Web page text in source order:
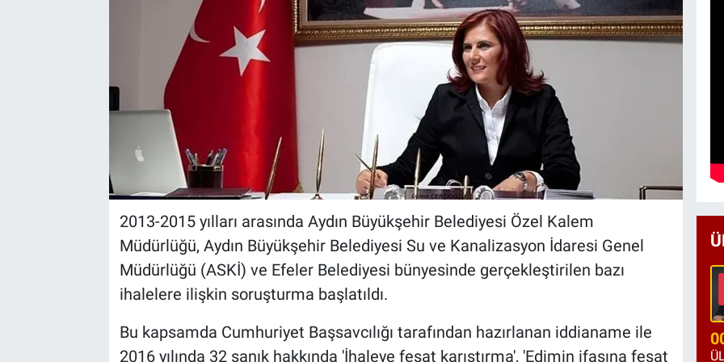
2013-2015 yılları arasında Aydın Büyükşehir Belediyesi Özel Kalem
Müdürlüğü, Aydın Büyükşehir Belediyesi Su ve Kanalizasyon İdaresi Genel
Müdürlüğü (ASKİ) ve Efeler Belediyesi bünyesinde gerçekleştirilen bazı
ihalelere ilişkin soruşturma başlatıldı.
Bu kapsamda Cumhuriyet Başsavcılığı tarafından hazırlanan iddianame ile
2016 yılında 32 sanık hakkında 'İhaleye fesat karıştırma', 'Edimin ifasına fesat